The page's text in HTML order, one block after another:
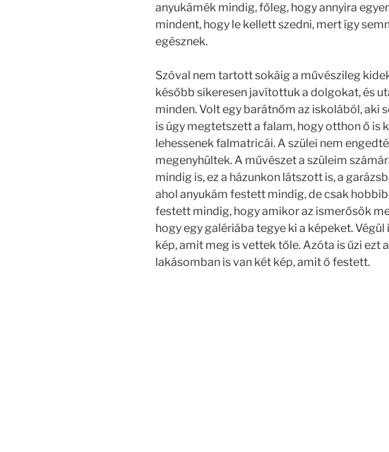
anyukámék mindig, főleg, hogy annyira
mindent, hogy le kellett szedni, mert így
egésznek.
Szóval nem tartott sokáig a művészileg
később sikeresen javítottuk a dolgokat, és
minden. Volt egy barátnőm az iskolából, aki
is úgy megtetszett a falam, hogy otthon ő is
lehessenek falmatricái. A szülei nem
megenyhültek. A művészet a szüleim
mindig is, ez a házunkon látszott is, a
ahol anyukám festett mindig, de csak
festett mindig, hogy amikor az ismerősök
hogy egy galériába tegye ki a képeket.
kép, amit meg is vettek tőle. Azóta is űzi ezt
lakásomban is van két kép, amit ő festett.